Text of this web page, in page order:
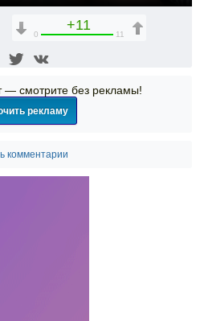
+11
0 11
— смотрите без рекламы!
рекламу
комментарии